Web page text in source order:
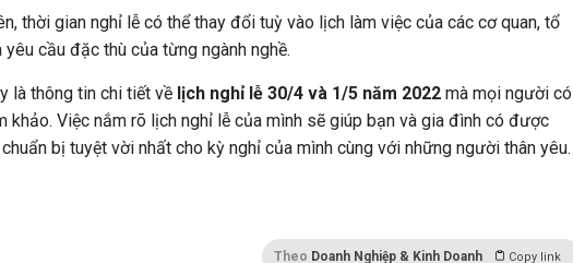
thời gian nghỉ lễ có thể thay đổi tuỳ vào lịch làm việc của các cơ quan, tổ
yêu cầu đặc thù của từng ngành nghề.
là thông tin chi tiết về lịch nghỉ lễ 30/4 và 1/5 năm 2022 mà mọi người có
khảo. Việc nắm rõ lịch nghỉ lễ của mình sẽ giúp bạn và gia đình có được
bị tuyệt vời nhất cho kỳ nghỉ của mình cùng với những người thân yêu.
Theo Doanh Nghiệp & Kinh Doanh Copy link